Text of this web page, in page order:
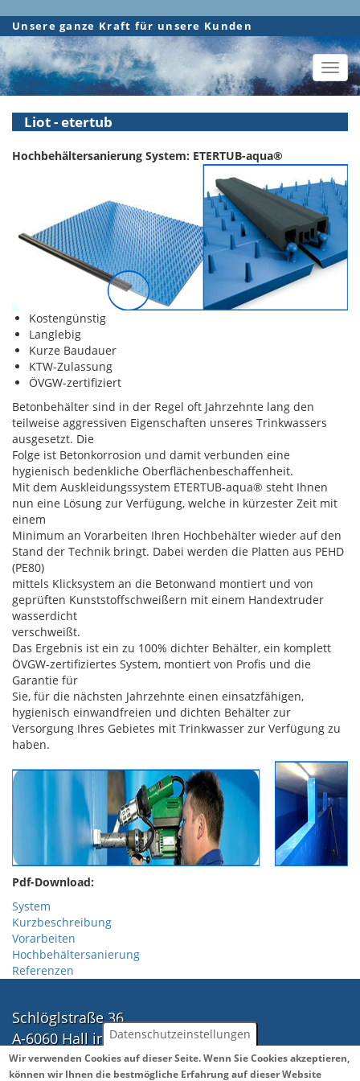
Direkt
zum
Inhalt
Unsere ganze Kraft für unsere Kunden
Liot - etertub
Hochbehältersanierung System: ETERTUB-aqua®
Kostengünstig
Langlebig
Kurze Baudauer
KTW-Zulassung
ÖVGW-zertifiziert
Betonbehälter sind in der Regel oft Jahrzehnte lang den
teilweise aggressiven Eigenschaften unseres Trinkwassers
ausgesetzt. Die
Folge ist Betonkorrosion und damit verbunden eine
hygienisch bedenkliche Oberflächenbeschaffenheit.
Mit dem Auskleidungssystem ETERTUB-aqua® steht Ihnen
nun eine Lösung zur Verfügung, welche in kürzester Zeit mit
einem
Minimum an Vorarbeiten Ihren Hochbehälter wieder auf den
Stand der Technik bringt. Dabei werden die Platten aus PEHD
(PE80)
mittels Klicksystem an die Betonwand montiert und von
geprüften Kunststoffschweißern mit einem Handextruder
wasserdicht
verschweißt.
Das Ergebnis ist ein zu 100% dichter Behälter, ein komplett
ÖVGW-zertifiziertes System, montiert von Profis und die
Garantie für
Sie, für die nächsten Jahrzehnte einen einsatzfähigen,
hygienisch einwandfreien und dichten Behälter zur
Versorgung Ihres Gebietes mit Trinkwasser zur Verfügung zu
haben.
Pdf-Download:
System
Kurzbeschreibung
Vorarbeiten
Hochbehältersanierung
Referenzen
Schlöglstraße 36
A-6060 Hall in Tirol
Tel.: ++43(0)5223 41888
Datenschutzeinstellungen
Wir verwenden Cookies auf dieser Seite. Wenn Sie Cookies akzeptieren,
können wir Ihnen die bestmögliche Erfahrung auf dieser Website